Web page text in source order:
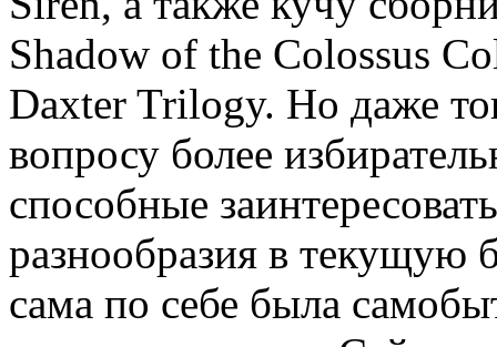
Shadow of the Colossus
Daxter Trilogy. Но даже
вопросу более
способные
разнообразия в текущую
сама по себе была